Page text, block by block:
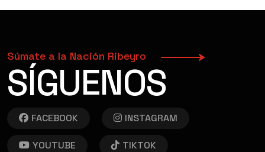
Súmate a la Nación Ribeyro
SÍGUENOS
FACEBOOK INSTAGRAM
YOUTUBE TIKTOK